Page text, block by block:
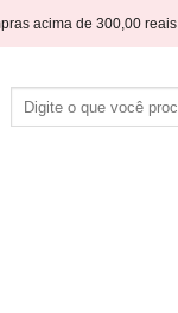
acima de 300,00